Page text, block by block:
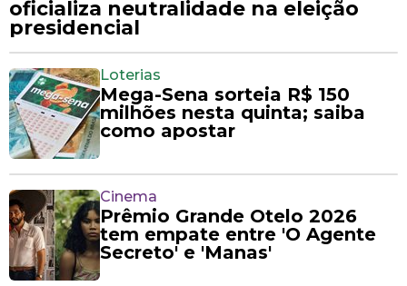
oficializa neutralidade na eleição
presidencial
Loterias
Mega-Sena sorteia R$ 150
milhões nesta quinta; saiba
como apostar
Cinema
Prêmio Grande Otelo 2026
tem empate entre 'O Agente
Secreto' e 'Manas'